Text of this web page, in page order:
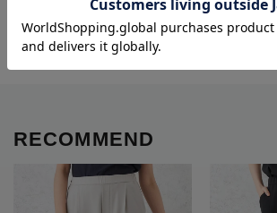
#テーパードパンツ 洗える
※クリックするとタグに関連した商品が表示されます。
RECOMMEND